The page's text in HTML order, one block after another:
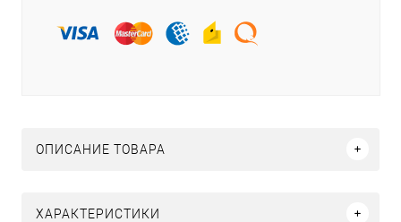
ОПИСАНИЕ ТОВАРА
ХАРАКТЕРИСТИКИ